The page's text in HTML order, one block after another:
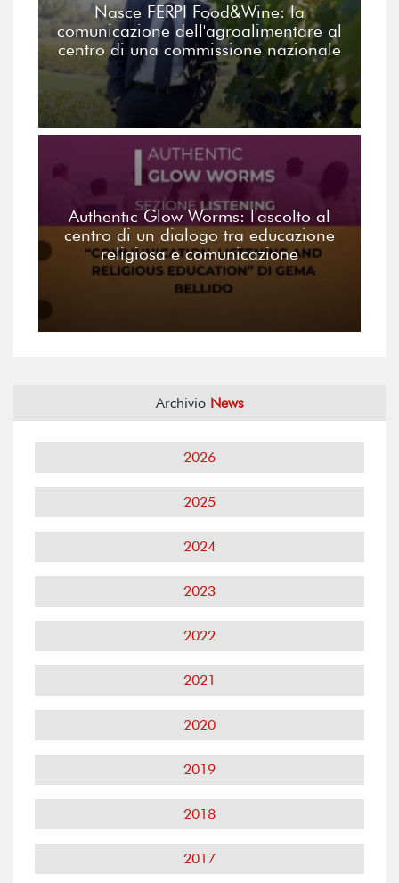
Nasce FERPI Food&Wine: la
comunicazione dell'agroalimentare al
centro di una commissione nazionale
Authentic Glow Worms: l'ascolto al
centro di un dialogo tra educazione
religiosa e comunicazione
Archivio News
2026
2025
2024
2023
2022
2021
2020
2019
2018
2017